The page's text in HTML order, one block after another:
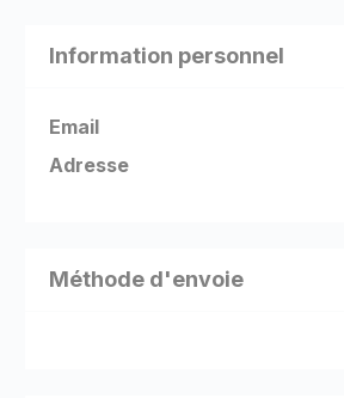
Information personnel
Email
Adresse
Méthode d'envoie